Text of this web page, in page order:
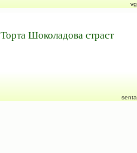
vg
Торта Шоколадова страст
senta